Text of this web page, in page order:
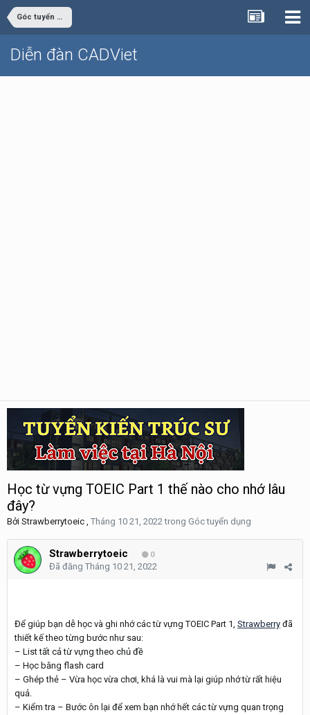
Góc tuyển dụng
Diễn đàn CADViet
Học từ vựng TOEIC Part 1 thế nào cho nhớ lâu
đây?
Bởi Strawberrytoeic , Tháng 10 21, 2022trong Góc tuyển dụng
Strawberrytoeic 0
Đã đăng Tháng 10 21, 2022
Để giúp bạn dễ học và ghi nhớ các từ vựng TOEIC Part 1, Strawberry đã
thiết kế theo từng bước như sau:
– List tất cả từ vựng theo chủ đề
– Học bằng flash card
– Ghép thẻ – Vừa học vừa chơi, khá là vui mà lại giúp nhớ từ rất hiệu
quả.
– Kiểm tra – Bước ôn lại để xem bạn nhớ hết các từ vựng quan trọng